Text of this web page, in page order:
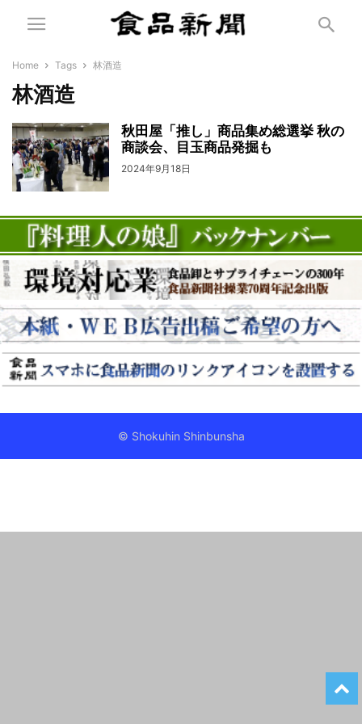
Home Tags 林酒造
林酒造
秋田屋「推し」商品集め総選挙 秋の
商談会、目玉商品発掘も
2024年9月18日
© Shokuhin Shinbunsha